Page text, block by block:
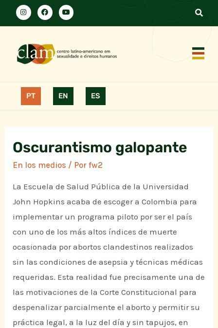
PT EN ES
Oscurantismo galopante
En los medios / Porfw2
La Escuela de Salud Pública de la Universidad
John Hopkins acaba de escoger a Colombia para
implementar un programa piloto por ser el país
con uno de los más altos índices de muerte
ocasionada por abortos clandestinos realizados
sin las condiciones de asepsia y técnicas médicas
requeridas. Esta realidad fue precisamente una de
las motivaciones de la Corte Constitucional para
despenalizar parcialmente el aborto y permitir su
práctica legal, a la luz del día y sin tapujos, en